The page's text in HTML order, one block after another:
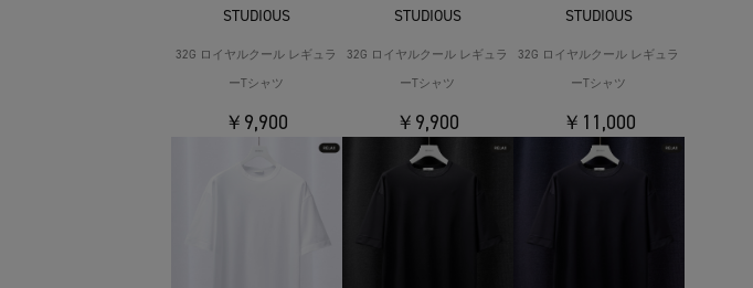
STUDIOUS
32G ロイヤルクール レギュラ
ーTシャツ
￥9,900
STUDIOUS
32G ロイヤルクール レギュラ
ーTシャツ
￥9,900
STUDIOUS
32G ロイヤルクール レギュラ
ーTシャツ
￥11,000